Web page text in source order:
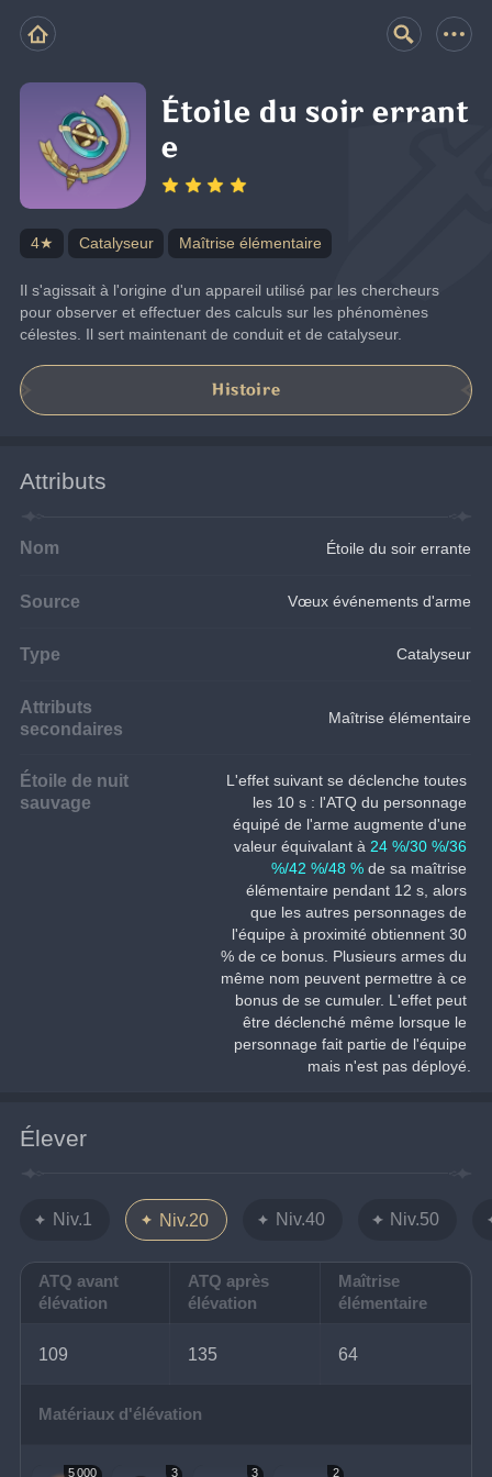
Étoile du soir errant
e
4★ Catalyseur Maîtrise élémentaire
Il s'agissait à l'origine d'un appareil utilisé par les chercheurs
pour observer et effectuer des calculs sur les phénomènes
célestes. Il sert maintenant de conduit et de catalyseur.
Histoire
Attributs
Nom Étoile du soir errante
Source Vœux événements d'arme
Type Catalyseur
Attributs
secondaires
Maîtrise élémentaire
Étoile de nuit
sauvage
L'effet suivant se déclenche toutes
les 10 s : l'ATQ du personnage
équipé de l'arme augmente d'une
valeur équivalant à 24 %/30 %/36
%/42 %/48 % de sa maîtrise
élémentaire pendant 12 s, alors
que les autres personnages de
l'équipe à proximité obtiennent 30
% de ce bonus. Plusieurs armes du
même nom peuvent permettre à ce
bonus de se cumuler. L'effet peut
être déclenché même lorsque le
personnage fait partie de l'équipe
mais n'est pas déployé.
Élever
Niv.1 Niv.20 Niv.40 Niv.50
ATQ avant
élévation
ATQ après
élévation
Maîtrise
élémentaire
109 135 64
Matériaux d'élévation
5 000 3 3 2